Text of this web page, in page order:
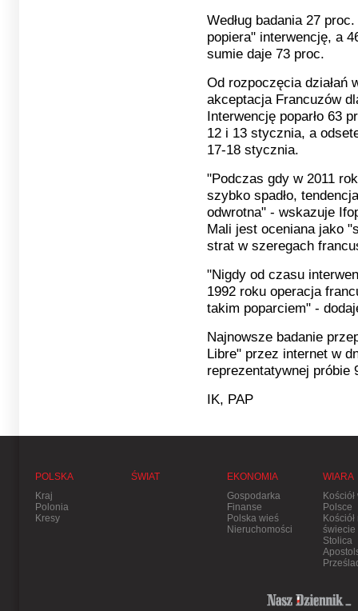
Według badania 27
popiera" interwencję, a
sumie daje 73 proc.
Od rozpoczęcia działań
akceptacja Francuzów
Interwencję poparło 63
12 i 13 stycznia, a
17-18 stycznia.
"Podczas gdy w 2011
szybko spadło,
odwrotna" - wskazuje
Mali jest oceniana jako
strat w szeregach
"Nigdy od czasu
1992 roku operacja
takim poparciem" -
Najnowsze badanie
Libre" przez internet w
reprezentatywnej próbie
IK, PAP
POLSKA
Kraj
Polonia
Kresy
ŚWIAT
EKONOMIA
Gospodarka
Finanse
Polska wieś
Nieruchomości
WIARA
Kościół
Polsce
Kościół
świecie
Stolica